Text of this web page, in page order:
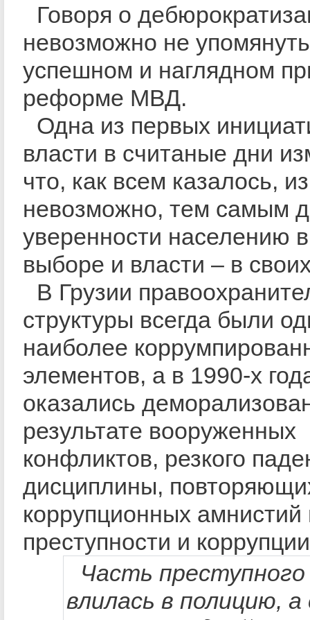
Говоря о
невозможно не
успешном и наглядном
реформе МВД.
Одна из первых
власти в считаные дни
что, как всем казалось,
невозможно, тем самым
уверенности населению
выборе и власти – в
В Грузии
структуры всегда были
наиболее
элементов, а в 1990-х
оказались
результате вооруженных
конфликтов, резкого
дисциплины,
коррупционных амнистий
преступности и
Часть
влилась в полицию, а